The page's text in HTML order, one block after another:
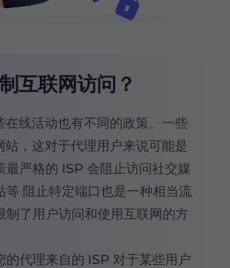
互联网访问？
在线活动也有不同的政策。一些
站，这对于代理用户来说可能是
最严格的 ISP 会阻止访问社交媒
等 阻止特定端口也是一种相当流
制了用户访问和使用互联网的方
的代理来自的 ISP 对于某些用户